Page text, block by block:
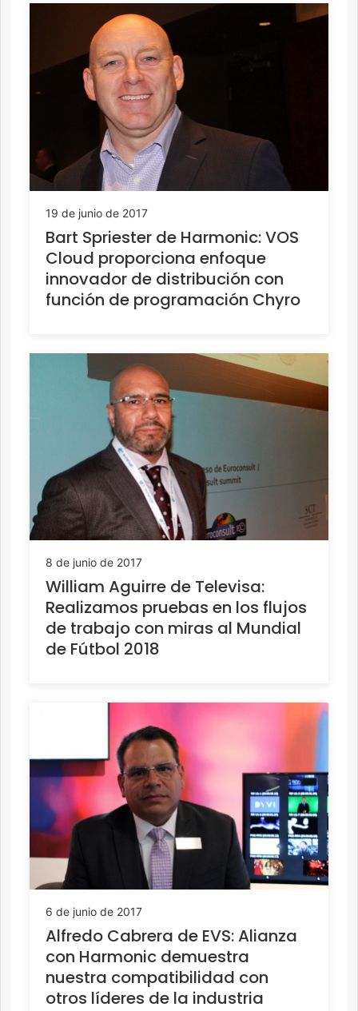
19 de junio de 2017
Bart Spriester de Harmonic: VOS
Cloud proporciona enfoque
innovador de distribución con
función de programación Chyro
8 de junio de 2017
William Aguirre de Televisa:
Realizamos pruebas en los flujos
de trabajo con miras al Mundial
de Fútbol 2018
6 de junio de 2017
Alfredo Cabrera de EVS: Alianza
con Harmonic demuestra
nuestra compatibilidad con
otros líderes de la industria